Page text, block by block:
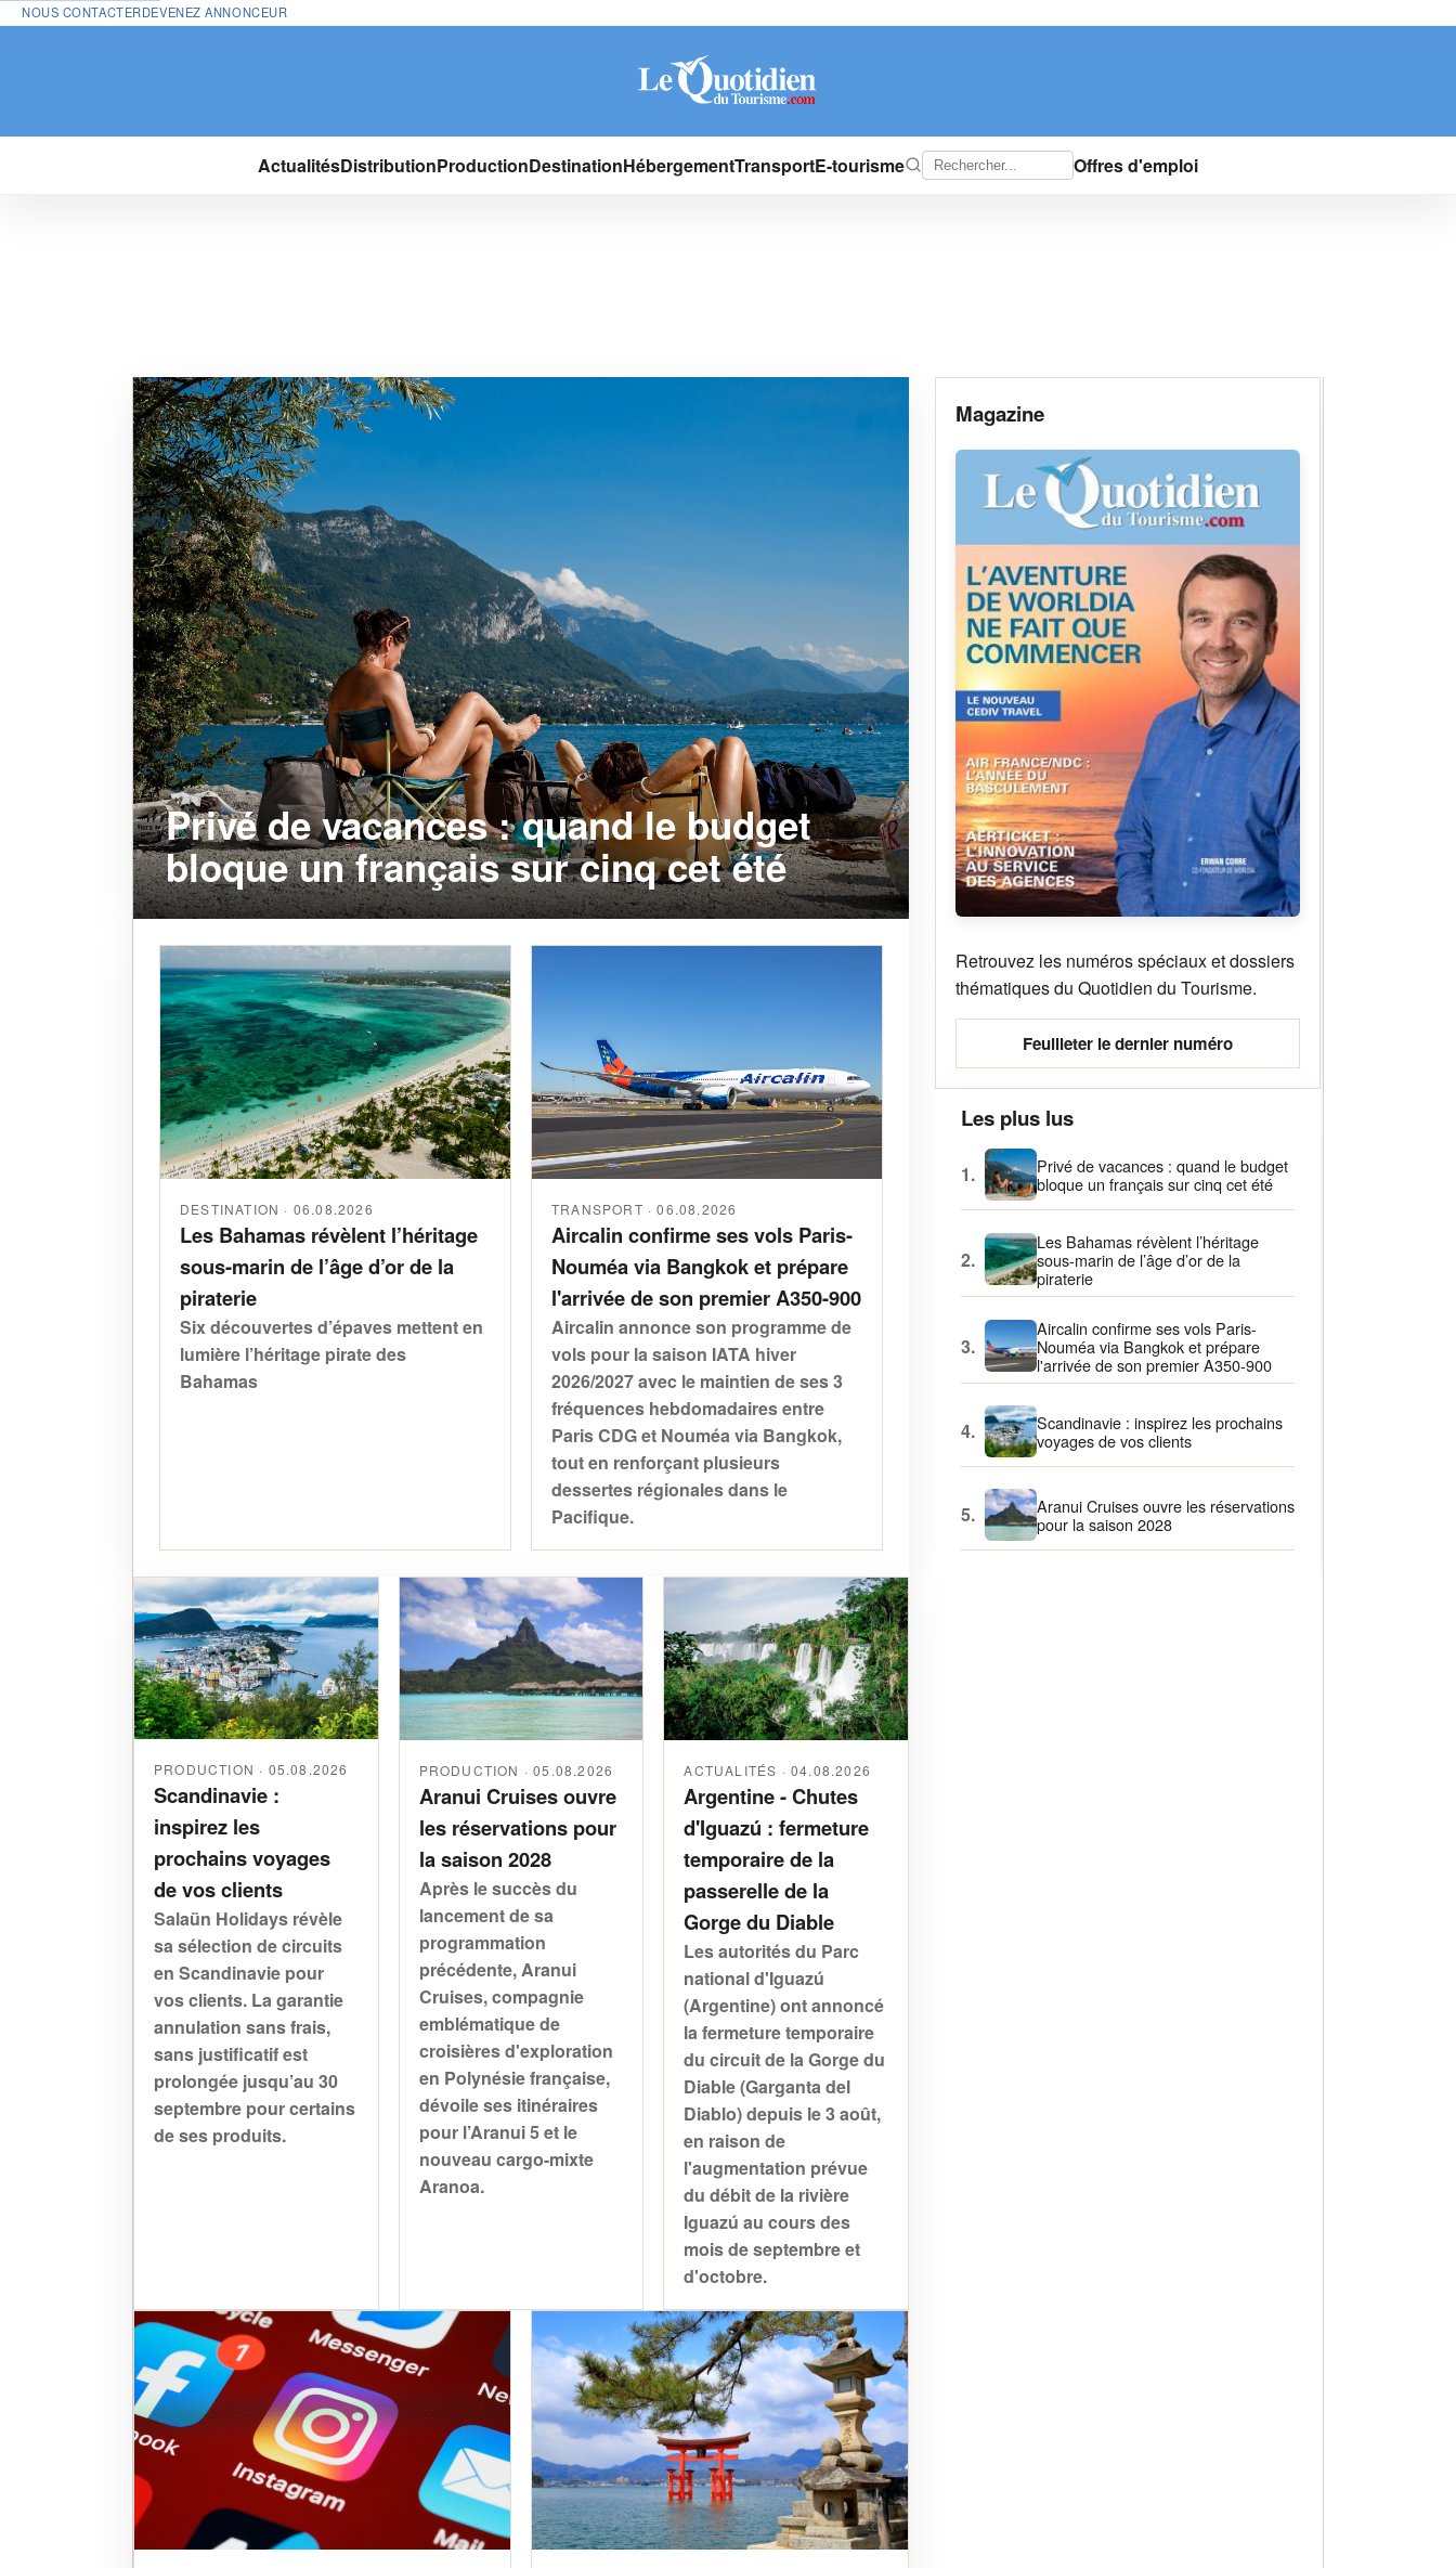
NOUS CONTACTERDEVENEZ ANNONCEUR
ActualitésDistributionProductionDestinationHébergementTransportE-tourisme Offres d'emploi
Privé de vacances : quand le budget
bloque un français sur cinq cet été
DESTINATION · 06.08.2026
Les Bahamas révèlent l’héritage
sous-marin de l’âge d’or de la
piraterie
Six découvertes d’épaves mettent en
lumière l’héritage pirate des
Bahamas
TRANSPORT · 06.08.2026
Aircalin confirme ses vols Paris-
Nouméa via Bangkok et prépare
l'arrivée de son premier A350-900
Aircalin annonce son programme de
vols pour la saison IATA hiver
2026/2027 avec le maintien de ses 3
fréquences hebdomadaires entre
Paris CDG et Nouméa via Bangkok,
tout en renforçant plusieurs
dessertes régionales dans le
Pacifique.
PRODUCTION · 05.08.2026
Scandinavie :
inspirez les
prochains voyages
de vos clients
Salaün Holidays révèle
sa sélection de circuits
en Scandinavie pour
vos clients. La garantie
annulation sans frais,
sans justificatif est
prolongée jusqu’au 30
septembre pour certains
de ses produits.
PRODUCTION · 05.08.2026
Aranui Cruises ouvre
les réservations pour
la saison 2028
Après le succès du
lancement de sa
programmation
précédente, Aranui
Cruises, compagnie
emblématique de
croisières d'exploration
en Polynésie française,
dévoile ses itinéraires
pour l’Aranui 5 et le
nouveau cargo-mixte
Aranoa.
ACTUALITÉS · 04.08.2026
Argentine - Chutes
d'Iguazú : fermeture
temporaire de la
passerelle de la
Gorge du Diable
Les autorités du Parc
national d'Iguazú
(Argentine) ont annoncé
la fermeture temporaire
du circuit de la Gorge du
Diable (Garganta del
Diablo) depuis le 3 août,
en raison de
l'augmentation prévue
du débit de la rivière
Iguazú au cours des
mois de septembre et
d'octobre.
Magazine
Retrouvez les numéros spéciaux et dossiers
thématiques du Quotidien du Tourisme.
Feuilleter le dernier numéro
Les plus lus
1.
Privé de vacances : quand le budget
bloque un français sur cinq cet été
2.
Les Bahamas révèlent l’héritage
sous-marin de l’âge d’or de la
piraterie
3.
Aircalin confirme ses vols Paris-
Nouméa via Bangkok et prépare
l'arrivée de son premier A350-900
4.
Scandinavie : inspirez les prochains
voyages de vos clients
5.
Aranui Cruises ouvre les réservations
pour la saison 2028